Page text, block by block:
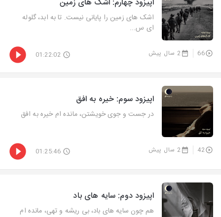
اپیزود چهارم: اشک های زمین
اشک های زمین را پایانی نیست. تا به ابد، گلوله
ای س...
66 2 سال پیش 01:22:02
اپیزود سوم: خیره به افق
در جست و جوی خویشتن، مانده ام خیره به افق
42 2 سال پیش 01:25:46
اپیزود دوم: سایه های باد
هم چون سایه های باد، بی ریشه و تهی، مانده ام